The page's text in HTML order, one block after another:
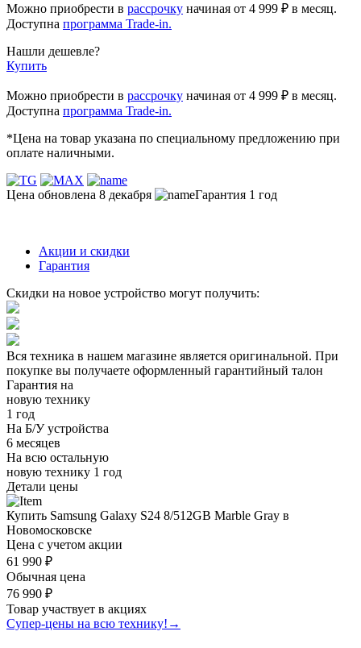
Можно приобрести в рассрочку начиная от 4 999 ₽ в месяц.
Доступна программа Trade-in.
Нашли дешевле?
Купить
Можно приобрести в рассрочку начиная от 4 999 ₽ в месяц.
Доступна программа Trade-in.
*Цена на товар указана по специальному предложению при
оплате наличными.
Цена обновлена 8 декабря Гарантия 1 год
Акции и скидки
Гарантия
Скидки на новое устройство могут получить:
Вся техника в нашем магазине является оригинальной. При
покупке вы получаете оформленный гарантийный талон
Гарантия на
новую технику
1 год
На Б/У устройства
6 месяцев
На всю остальную
новую технику 1 год
Детали цены
Купить Samsung Galaxy S24 8/512GB Marble Gray в
Новомосковске
Цена с учетом акции
61 990 ₽
Обычная цена
76 990 ₽
Товар участвует в акциях
Супер-цены на всю технику! →